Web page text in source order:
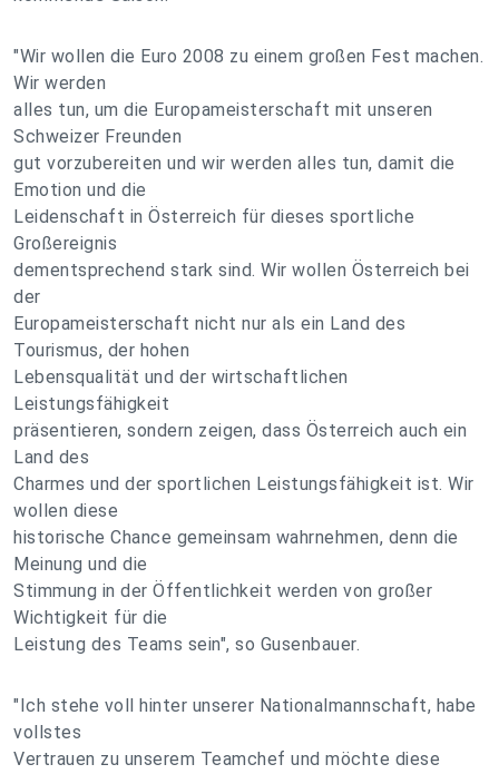
"Wir wollen die Euro 2008 zu einem großen Fest machen.
Wir werden
alles tun, um die Europameisterschaft mit unseren
Schweizer Freunden
gut vorzubereiten und wir werden alles tun, damit die
Emotion und die
Leidenschaft in Österreich für dieses sportliche
Großereignis
dementsprechend stark sind. Wir wollen Österreich bei
der
Europameisterschaft nicht nur als ein Land des
Tourismus, der hohen
Lebensqualität und der wirtschaftlichen
Leistungsfähigkeit
präsentieren, sondern zeigen, dass Österreich auch ein
Land des
Charmes und der sportlichen Leistungsfähigkeit ist. Wir
wollen diese
historische Chance gemeinsam wahrnehmen, denn die
Meinung und die
Stimmung in der Öffentlichkeit werden von großer
Wichtigkeit für die
Leistung des Teams sein", so Gusenbauer.
"Ich stehe voll hinter unserer Nationalmannschaft, habe
vollstes
Vertrauen zu unserem Teamchef und möchte diese